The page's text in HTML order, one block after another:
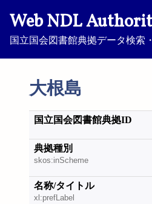
Web NDL
国立国会図書館典拠データ検索
大根島
国立国会図書館典拠ID
典拠種別
skos:inScheme
名称/タイトル
xl:prefLabel